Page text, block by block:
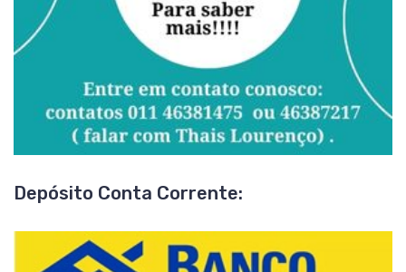
Depósito Conta Corrente: